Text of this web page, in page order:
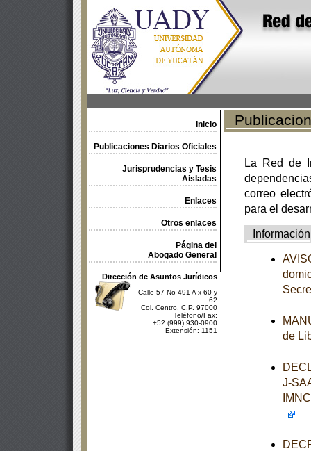
Inicio
Publicaciones Diarios Oficiales
Jurisprudencias y Tesis
Aisladas
Enlaces
Otros enlaces
Página del
Abogado General
Dirección de Asuntos Jurídicos
Calle 57 No 491 A x 60 y
62
Col. Centro, C.P. 97000
Teléfono/Fax:
+52 (999) 930-0900
Extensión: 1151
La Red de
correo
para el
Información
de
J-